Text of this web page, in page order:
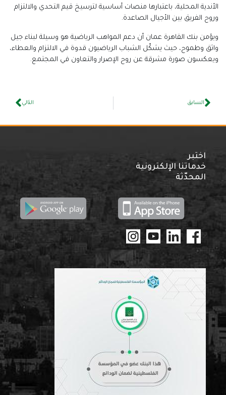
الأندية المحلية، باعتبارها منصات أساسية لترسيخ قيم التحدي والالتزام
وروح الفريق بين الأجيال الصاعدة.
ويؤمن بنك القاهرة عمان أن دعم المواهب الرياضية هو وسيلة لبناء جيل
واثق وطموح، حيث يشكّل الشباب الرياضيون قدوة في الالتزام والعطاء،
ويعكسون صورة مشرقة عن روح الإصرار والتعاون في المجتمع.
السابق التالي
اختبر
خدماتنا الإلكترونية
المحدّثة